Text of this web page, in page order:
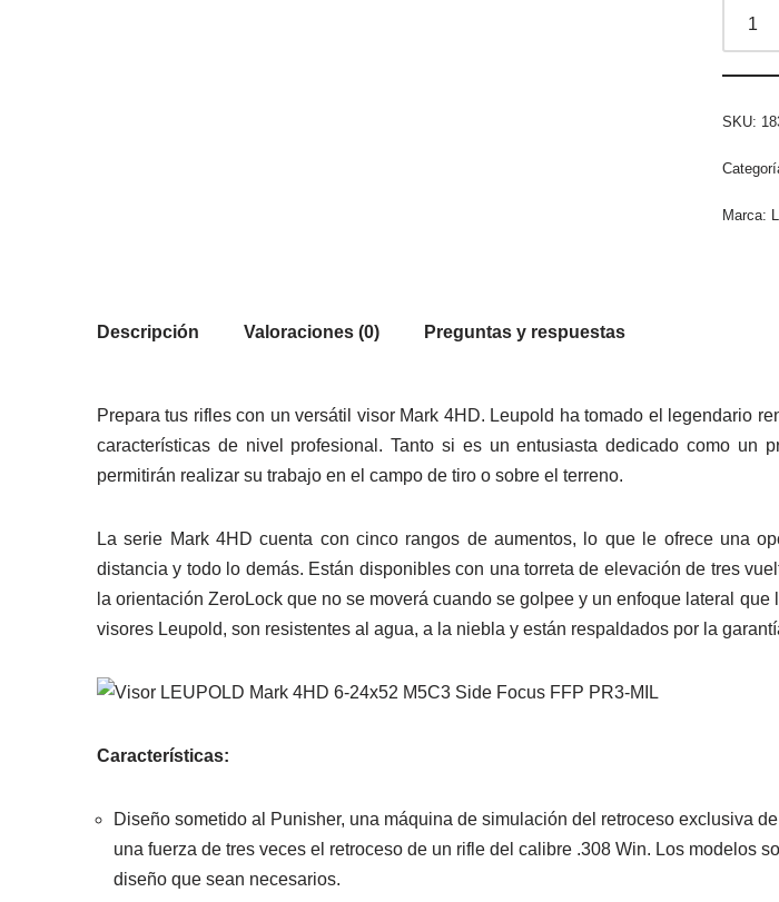
SKU:
Marca:
Descripción Valoraciones (0) Preguntas y respuestas
Prepara tus rifles con un versátil visor Mark 4HD. Leupold ha tomado el legendario
características de nivel profesional. Tanto si es un entusiasta dedicado como
permitirán realizar su trabajo en el campo de tiro o sobre el terreno.
La serie Mark 4HD cuenta con cinco rangos de aumentos, lo que le ofrece una
distancia y todo lo demás. Están disponibles con una torreta de elevación de tres
la orientación ZeroLock que no se moverá cuando se golpee y un enfoque lateral
visores Leupold, son resistentes al agua, a la niebla y están respaldados por la
Características:
Diseño sometido al Punisher, una máquina de simulación del retroceso exclusiva
una fuerza de tres veces el retroceso de un rifle del calibre .308 Win. Los modelos
diseño que sean necesarios.